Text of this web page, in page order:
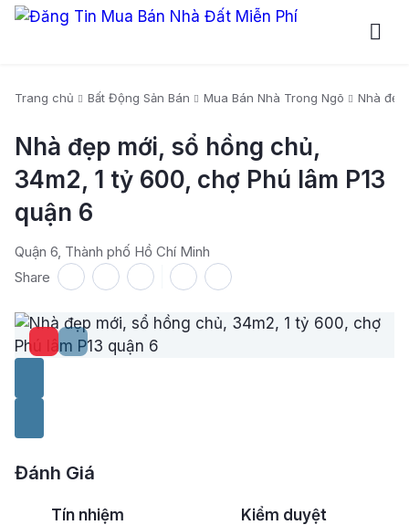
Trang chủ Bất Động Sản Bán Mua Bán Nhà Trong Ngõ Nhà
Nhà đẹp mới, sổ hồng chủ,
34m2, 1 tỷ 600, chợ Phú lâm P13
quận 6
Quận 6, Thành phố Hồ Chí Minh
Share
Đánh Giá
Tín nhiệm
Kiểm duyệt